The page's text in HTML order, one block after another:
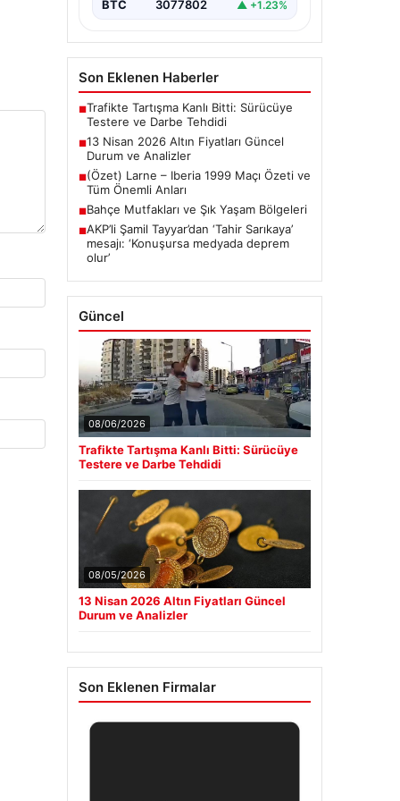
BTC 3077802 ▲ +1.23%
Son Eklenen Haberler
■Trafikte Tartışma Kanlı Bitti: Sürücüye
Testere ve Darbe Tehdidi
■13 Nisan 2026 Altın Fiyatları Güncel
Durum ve Analizler
■(Özet) Larne – Iberia 1999 Maçı Özeti ve
Tüm Önemli Anları
■Bahçe Mutfakları ve Şık Yaşam Bölgeleri
■AKP’li Şamil Tayyar’dan ‘Tahir Sarıkaya’
mesajı: ‘Konuşursa medyada deprem
olur’
Güncel
08/06/2026
Trafikte Tartışma Kanlı Bitti: Sürücüye
Testere ve Darbe Tehdidi
08/05/2026
13 Nisan 2026 Altın Fiyatları Güncel
Durum ve Analizler
Son Eklenen Firmalar